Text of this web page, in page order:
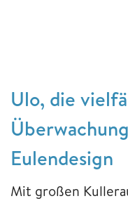
Ulo, die
Eulendesign
Mit großen